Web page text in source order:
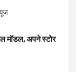
मॉडल, अपने स्टोर